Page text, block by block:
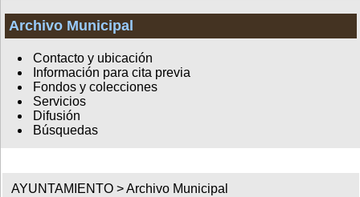
Archivo Municipal
Contacto y ubicación
Información para cita previa
Fondos y colecciones
Servicios
Difusión
Búsquedas
AYUNTAMIENTO >Archivo Municipal